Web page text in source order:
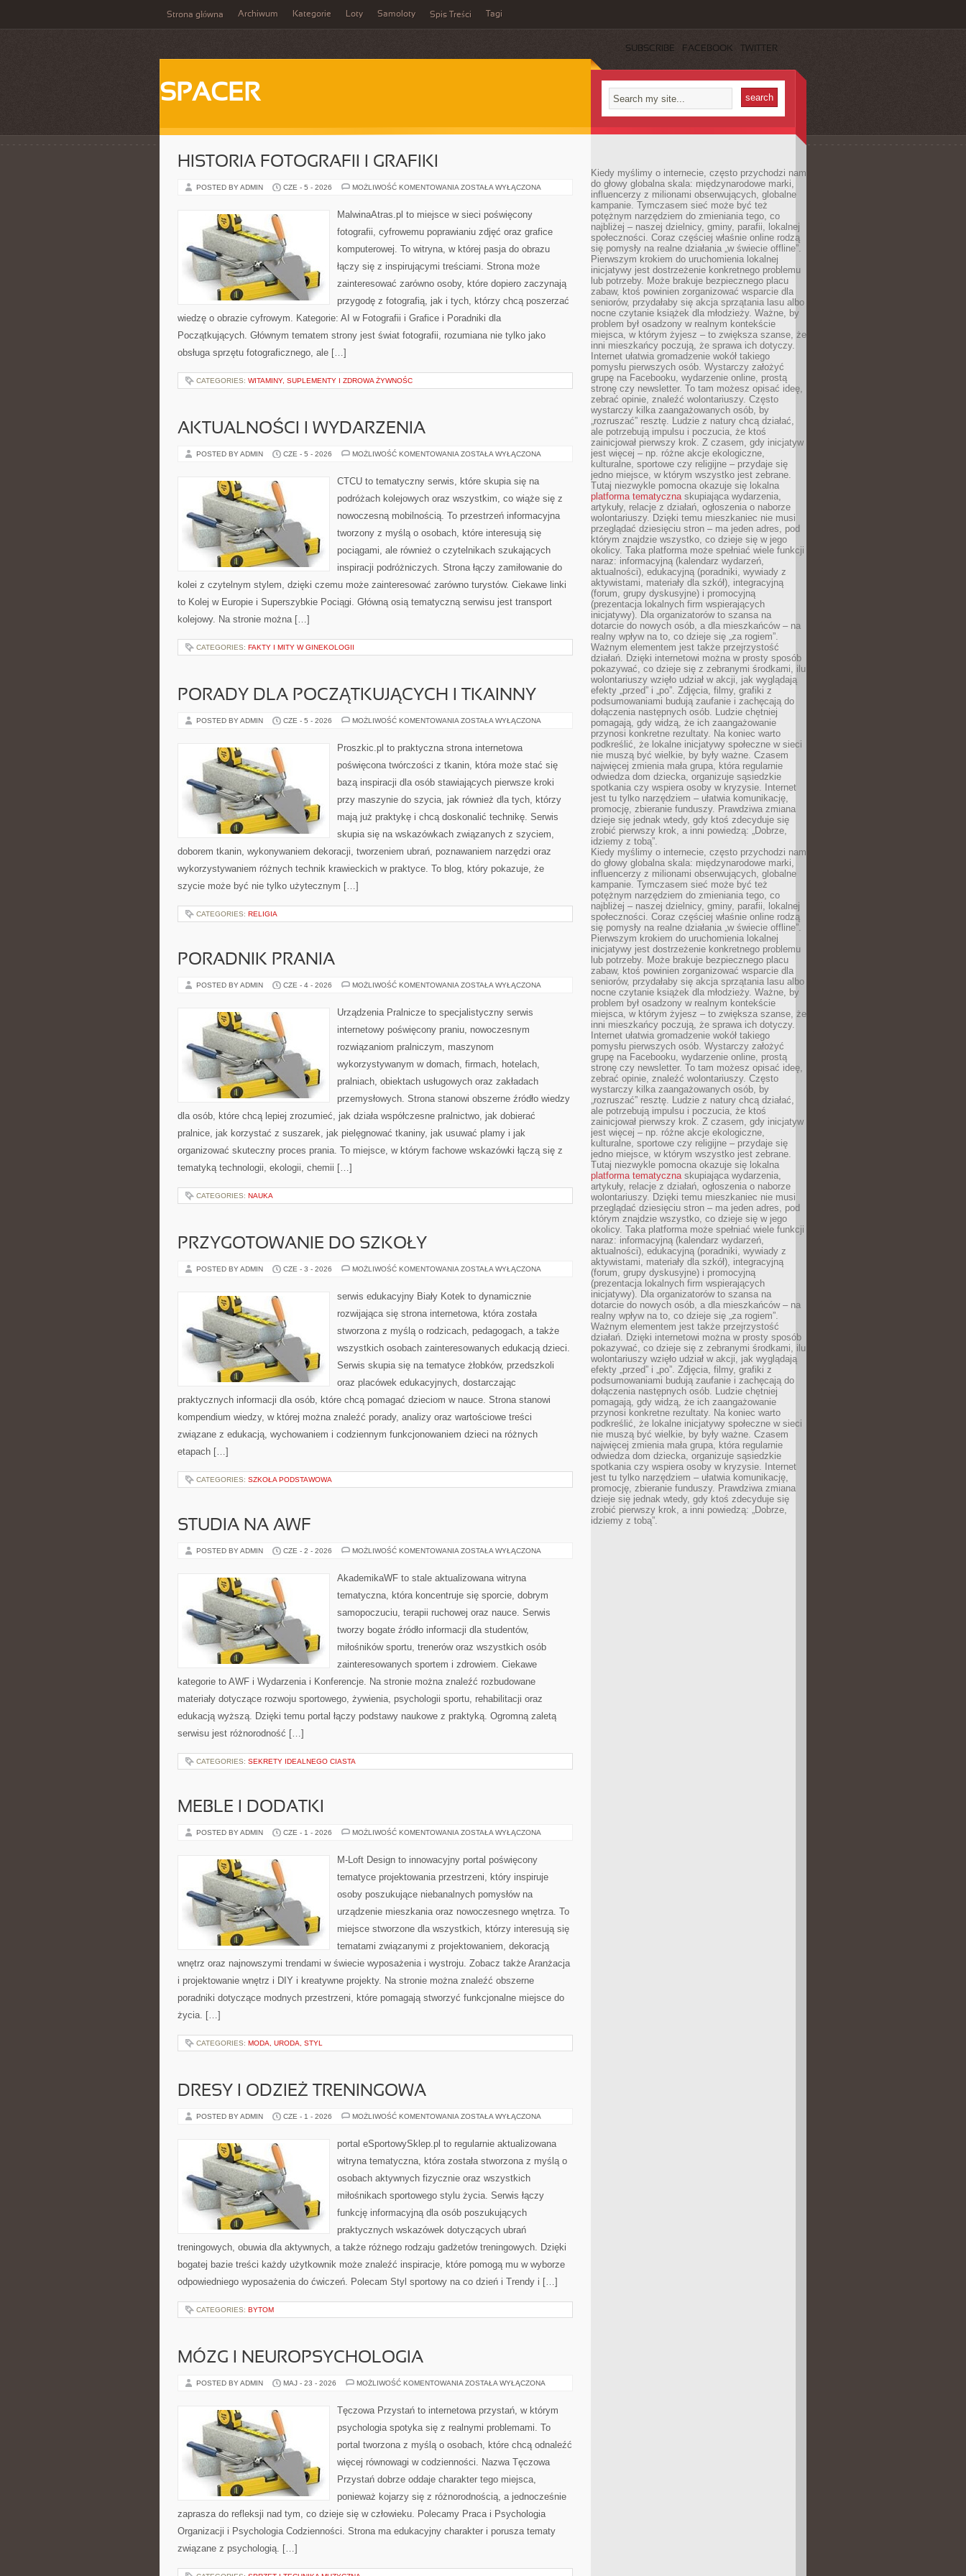
Strona główna Archiwum Kategorie Loty Samoloty Spis Treści Tagi
SUBSCRIBE FACEBOOK TWITTER
SPACER
HISTORIA FOTOGRAFII I GRAFIKI
POSTED BY ADMIN CZE - 5 - 2026 MOŻLIWOŚĆ KOMENTOWANIA HISTORIA
GRAFIKI
ZOSTAŁA WYŁĄCZONA
MalwinaAtras.pl to miejsce w sieci poświęcony
fotografii, cyfrowemu poprawianiu zdjęć oraz grafice
komputerowej. To witryna, w której pasja do obrazu
łączy się z inspirującymi treściami. Strona może
zainteresować zarówno osoby, które dopiero zaczynają
przygodę z fotografią, jak i tych, którzy chcą poszerzać
wiedzę o obrazie cyfrowym. Kategorie: AI w Fotografii i Grafice i Poradniki dla
Początkujących. Głównym tematem strony jest świat fotografii, rozumiana nie tylko jako
obsługa sprzętu fotograficznego, ale […]
CATEGORIES: WITAMINY, SUPLEMENTY I ZDROWA ŻYWNOŚC
AKTUALNOŚCI I WYDARZENIA
POSTED BY ADMIN CZE - 5 - 2026 MOŻLIWOŚĆ KOMENTOWANIA AKTUALNOŚCI
ZOSTAŁA WYŁĄCZONA
CTCU to tematyczny serwis, które skupia się na
podróżach kolejowych oraz wszystkim, co wiąże się z
nowoczesną mobilnością. To przestrzeń informacyjna
tworzony z myślą o osobach, które interesują się
pociągami, ale również o czytelnikach szukających
inspiracji podróżniczych. Strona łączy zamiłowanie do
kolei z czytelnym stylem, dzięki czemu może zainteresować zarówno turystów. Ciekawe linki
to Kolej w Europie i Superszybkie Pociągi. Główną osią tematyczną serwisu jest transport
kolejowy. Na stronie można […]
CATEGORIES: FAKTY I MITY W GINEKOLOGII
PORADY DLA POCZĄTKUJĄCYCH I TKAINNY
POSTED BY ADMIN CZE - 5 - 2026 MOŻLIWOŚĆ KOMENTOWANIA PORADY
TKAINNY
ZOSTAŁA WYŁĄCZONA
Proszkic.pl to praktyczna strona internetowa
poświęcona twórczości z tkanin, która może stać się
bazą inspiracji dla osób stawiających pierwsze kroki
przy maszynie do szycia, jak również dla tych, którzy
mają już praktykę i chcą doskonalić technikę. Serwis
skupia się na wskazówkach związanych z szyciem,
doborem tkanin, wykonywaniem dekoracji, tworzeniem ubrań, poznawaniem narzędzi oraz
wykorzystywaniem różnych technik krawieckich w praktyce. To blog, który pokazuje, że
szycie może być nie tylko użytecznym […]
CATEGORIES: RELIGIA
PORADNIK PRANIA
POSTED BY ADMIN CZE - 4 - 2026 MOŻLIWOŚĆ KOMENTOWANIA PORADNIK
ZOSTAŁA WYŁĄCZONA
Urządzenia Pralnicze to specjalistyczny serwis
internetowy poświęcony praniu, nowoczesnym
rozwiązaniom pralniczym, maszynom
wykorzystywanym w domach, firmach, hotelach,
pralniach, obiektach usługowych oraz zakładach
przemysłowych. Strona stanowi obszerne źródło wiedzy
dla osób, które chcą lepiej zrozumieć, jak działa współczesne pralnictwo, jak dobierać
pralnice, jak korzystać z suszarek, jak pielęgnować tkaniny, jak usuwać plamy i jak
organizować skuteczny proces prania. To miejsce, w którym fachowe wskazówki łączą się z
tematyką technologii, ekologii, chemii […]
CATEGORIES: NAUKA
PRZYGOTOWANIE DO SZKOŁY
POSTED BY ADMIN CZE - 3 - 2026 MOŻLIWOŚĆ KOMENTOWANIA PRZYGOTOWANIE
ZOSTAŁA WYŁĄCZONA
serwis edukacyjny Biały Kotek to dynamicznie
rozwijająca się strona internetowa, która została
stworzona z myślą o rodzicach, pedagogach, a także
wszystkich osobach zainteresowanych edukacją dzieci.
Serwis skupia się na tematyce żłobków, przedszkoli
oraz placówek edukacyjnych, dostarczając
praktycznych informacji dla osób, które chcą pomagać dzieciom w nauce. Strona stanowi
kompendium wiedzy, w której można znaleźć porady, analizy oraz wartościowe treści
związane z edukacją, wychowaniem i codziennym funkcjonowaniem dzieci na różnych
etapach […]
CATEGORIES: SZKOŁA PODSTAWOWA
STUDIA NA AWF
POSTED BY ADMIN CZE - 2 - 2026 MOŻLIWOŚĆ KOMENTOWANIA STUDIA
ZOSTAŁA WYŁĄCZONA
AkademikaWF to stale aktualizowana witryna
tematyczna, która koncentruje się sporcie, dobrym
samopoczuciu, terapii ruchowej oraz nauce. Serwis
tworzy bogate źródło informacji dla studentów,
miłośników sportu, trenerów oraz wszystkich osób
zainteresowanych sportem i zdrowiem. Ciekawe
kategorie to AWF i Wydarzenia i Konferencje. Na stronie można znaleźć rozbudowane
materiały dotyczące rozwoju sportowego, żywienia, psychologii sportu, rehabilitacji oraz
edukacją wyższą. Dzięki temu portal łączy podstawy naukowe z praktyką. Ogromną zaletą
serwisu jest różnorodność […]
CATEGORIES: SEKRETY IDEALNEGO CIASTA
MEBLE I DODATKI
POSTED BY ADMIN CZE - 1 - 2026 MOŻLIWOŚĆ KOMENTOWANIA MEBLE
ZOSTAŁA WYŁĄCZONA
M-Loft Design to innowacyjny portal poświęcony
tematyce projektowania przestrzeni, który inspiruje
osoby poszukujące niebanalnych pomysłów na
urządzenie mieszkania oraz nowoczesnego wnętrza. To
miejsce stworzone dla wszystkich, którzy interesują się
tematami związanymi z projektowaniem, dekoracją
wnętrz oraz najnowszymi trendami w świecie wyposażenia i wystroju. Zobacz także Aranżacja
i projektowanie wnętrz i DIY i kreatywne projekty. Na stronie można znaleźć obszerne
poradniki dotyczące modnych przestrzeni, które pomagają stworzyć funkcjonalne miejsce do
życia. […]
CATEGORIES: MODA, URODA, STYL
DRESY I ODZIEŻ TRENINGOWA
POSTED BY ADMIN CZE - 1 - 2026 MOŻLIWOŚĆ KOMENTOWANIA DRESY
TRENINGOWA
ZOSTAŁA WYŁĄCZONA
portal eSportowySklep.pl to regularnie aktualizowana
witryna tematyczna, która została stworzona z myślą o
osobach aktywnych fizycznie oraz wszystkich
miłośnikach sportowego stylu życia. Serwis łączy
funkcję informacyjną dla osób poszukujących
praktycznych wskazówek dotyczących ubrań
treningowych, obuwia dla aktywnych, a także różnego rodzaju gadżetów treningowych. Dzięki
bogatej bazie treści każdy użytkownik może znaleźć inspiracje, które pomogą mu w wyborze
odpowiedniego wyposażenia do ćwiczeń. Polecam Styl sportowy na co dzień i Trendy i […]
CATEGORIES: BYTOM
MÓZG I NEUROPSYCHOLOGIA
POSTED BY ADMIN MAJ - 23 - 2026 MOŻLIWOŚĆ KOMENTOWANIA MÓZG
ZOSTAŁA WYŁĄCZONA
Tęczowa Przystań to internetowa przystań, w którym
psychologia spotyka się z realnymi problemami. To
portal tworzona z myślą o osobach, które chcą odnaleźć
więcej równowagi w codzienności. Nazwa Tęczowa
Przystań dobrze oddaje charakter tego miejsca,
ponieważ kojarzy się z różnorodnością, a jednocześnie
zaprasza do refleksji nad tym, co dzieje się w człowieku. Polecamy Praca i Psychologia
Organizacji i Psychologia Codzienności. Strona ma edukacyjny charakter i porusza tematy
związane z psychologią. […]
Kiedy myślimy o internecie, często przychodzi nam
do głowy globalna skala: międzynarodowe marki,
influencerzy z milionami obserwujących, globalne
kampanie. Tymczasem sieć może być też
potężnym narzędziem do zmieniania tego, co
najbliżej – naszej dzielnicy, gminy, parafii, lokalnej
społeczności. Coraz częściej właśnie online rodzą
się pomysły na realne działania „w świecie offline”.
Pierwszym krokiem do uruchomienia lokalnej
inicjatywy jest dostrzeżenie konkretnego problemu
lub potrzeby. Może brakuje bezpiecznego placu
zabaw, ktoś powinien zorganizować wsparcie dla
seniorów, przydałaby się akcja sprzątania lasu albo
nocne czytanie książek dla młodzieży. Ważne, by
problem był osadzony w realnym kontekście
miejsca, w którym żyjesz – to zwiększa szanse, że
inni mieszkańcy poczują, że sprawa ich dotyczy.
Internet ułatwia gromadzenie wokół takiego
pomysłu pierwszych osób. Wystarczy założyć
grupę na Facebooku, wydarzenie online, prostą
stronę czy newsletter. To tam możesz opisać ideę,
zebrać opinie, znaleźć wolontariuszy. Często
wystarczy kilka zaangażowanych osób, by
„rozruszać” resztę. Ludzie z natury chcą działać,
ale potrzebują impulsu i poczucia, że ktoś
zainicjował pierwszy krok. Z czasem, gdy inicjatyw
jest więcej – np. różne akcje ekologiczne,
kulturalne, sportowe czy religijne – przydaje się
jedno miejsce, w którym wszystko jest zebrane.
Tutaj niezwykle pomocna okazuje się lokalna
platforma tematycznaskupiająca wydarzenia,
artykuły, relacje z działań, ogłoszenia o naborze
wolontariuszy. Dzięki temu mieszkaniec nie musi
przeglądać dziesięciu stron – ma jeden adres, pod
którym znajdzie wszystko, co dzieje się w jego
okolicy. Taka platforma może spełniać wiele funkcji
naraz: informacyjną (kalendarz wydarzeń,
aktualności), edukacyjną (poradniki, wywiady z
aktywistami, materiały dla szkół), integracyjną
(forum, grupy dyskusyjne) i promocyjną
(prezentacja lokalnych firm wspierających
inicjatywy). Dla organizatorów to szansa na
dotarcie do nowych osób, a dla mieszkańców – na
realny wpływ na to, co dzieje się „za rogiem”.
Ważnym elementem jest także przejrzystość
działań. Dzięki internetowi można w prosty sposób
pokazywać, co dzieje się z zebranymi środkami, ilu
wolontariuszy wzięło udział w akcji, jak wyglądają
efekty „przed” i „po”. Zdjęcia, filmy, grafiki z
podsumowaniami budują zaufanie i zachęcają do
dołączenia następnych osób. Ludzie chętniej
pomagają, gdy widzą, że ich zaangażowanie
przynosi konkretne rezultaty. Na koniec warto
podkreślić, że lokalne inicjatywy społeczne w sieci
nie muszą być wielkie, by były ważne. Czasem
najwięcej zmienia mała grupa, która regularnie
odwiedza dom dziecka, organizuje sąsiedzkie
spotkania czy wspiera osoby w kryzysie. Internet
jest tu tylko narzędziem – ułatwia komunikację,
promocję, zbieranie funduszy. Prawdziwa zmiana
dzieje się jednak wtedy, gdy ktoś zdecyduje się
zrobić pierwszy krok, a inni powiedzą: „Dobrze,
idziemy z tobą”.
Kiedy myślimy o internecie, często przychodzi nam
do głowy globalna skala: międzynarodowe marki,
influencerzy z milionami obserwujących, globalne
kampanie. Tymczasem sieć może być też
potężnym narzędziem do zmieniania tego, co
najbliżej – naszej dzielnicy, gminy, parafii, lokalnej
społeczności. Coraz częściej właśnie online rodzą
się pomysły na realne działania „w świecie offline”.
Pierwszym krokiem do uruchomienia lokalnej
inicjatywy jest dostrzeżenie konkretnego problemu
lub potrzeby. Może brakuje bezpiecznego placu
zabaw, ktoś powinien zorganizować wsparcie dla
seniorów, przydałaby się akcja sprzątania lasu albo
nocne czytanie książek dla młodzieży. Ważne, by
problem był osadzony w realnym kontekście
miejsca, w którym żyjesz – to zwiększa szanse, że
inni mieszkańcy poczują, że sprawa ich dotyczy.
Internet ułatwia gromadzenie wokół takiego
pomysłu pierwszych osób. Wystarczy założyć
grupę na Facebooku, wydarzenie online, prostą
stronę czy newsletter. To tam możesz opisać ideę,
zebrać opinie, znaleźć wolontariuszy. Często
wystarczy kilka zaangażowanych osób, by
„rozruszać” resztę. Ludzie z natury chcą działać,
ale potrzebują impulsu i poczucia, że ktoś
zainicjował pierwszy krok. Z czasem, gdy inicjatyw
jest więcej – np. różne akcje ekologiczne,
kulturalne, sportowe czy religijne – przydaje się
jedno miejsce, w którym wszystko jest zebrane.
Tutaj niezwykle pomocna okazuje się lokalna
platforma tematycznaskupiająca wydarzenia,
artykuły, relacje z działań, ogłoszenia o naborze
wolontariuszy. Dzięki temu mieszkaniec nie musi
przeglądać dziesięciu stron – ma jeden adres, pod
którym znajdzie wszystko, co dzieje się w jego
okolicy. Taka platforma może spełniać wiele funkcji
naraz: informacyjną (kalendarz wydarzeń,
aktualności), edukacyjną (poradniki, wywiady z
aktywistami, materiały dla szkół), integracyjną
(forum, grupy dyskusyjne) i promocyjną
(prezentacja lokalnych firm wspierających
inicjatywy). Dla organizatorów to szansa na
dotarcie do nowych osób, a dla mieszkańców – na
realny wpływ na to, co dzieje się „za rogiem”.
Ważnym elementem jest także przejrzystość
działań. Dzięki internetowi można w prosty sposób
pokazywać, co dzieje się z zebranymi środkami, ilu
wolontariuszy wzięło udział w akcji, jak wyglądają
efekty „przed” i „po”. Zdjęcia, filmy, grafiki z
podsumowaniami budują zaufanie i zachęcają do
dołączenia następnych osób. Ludzie chętniej
pomagają, gdy widzą, że ich zaangażowanie
przynosi konkretne rezultaty. Na koniec warto
podkreślić, że lokalne inicjatywy społeczne w sieci
nie muszą być wielkie, by były ważne. Czasem
najwięcej zmienia mała grupa, która regularnie
odwiedza dom dziecka, organizuje sąsiedzkie
spotkania czy wspiera osoby w kryzysie. Internet
jest tu tylko narzędziem – ułatwia komunikację,
promocję, zbieranie funduszy. Prawdziwa zmiana
dzieje się jednak wtedy, gdy ktoś zdecyduje się
zrobić pierwszy krok, a inni powiedzą: „Dobrze,
idziemy z tobą”.